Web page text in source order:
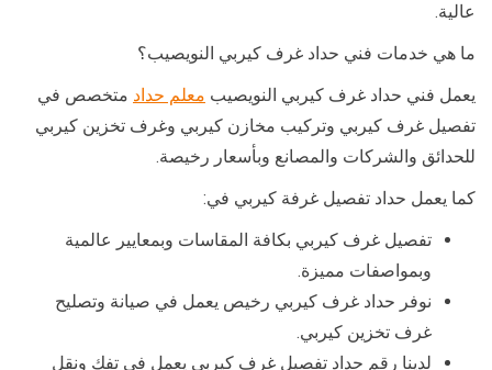
عالية.
ما هي خدمات فني حداد غرف كيربي النويصيب؟
يعمل فني حداد غرف كيربي النويصيب معلم حداد متخصص في
تفصيل غرف كيربي وتركيب مخازن كيربي وغرف تخزين كيربي
للحدائق والشركات والمصانع وبأسعار رخيصة.
كما يعمل حداد تفصيل غرفة كيربي في:
تفصيل غرف كيربي بكافة المقاسات وبمعايير عالمية
وبمواصفات مميزة.
نوفر حداد غرف كيربي رخيص يعمل في صيانة وتصليح
غرف تخزين كيربي.
لدينا رقم حداد تفصيل غرف كيربي يعمل في تفك ونقل